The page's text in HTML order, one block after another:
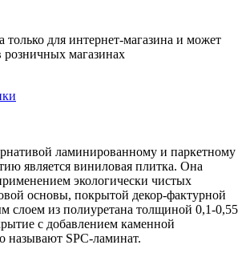
только для интернет-магазина и может
розничных магазинах
ламинированному и паркетному
является виниловая плитка. Она
экологически чистых
основы, покрытой декор-фактурной
слоем из полиуретана толщиной 0,1-0,55
с добавлением каменной
называют SPC-ламинат.